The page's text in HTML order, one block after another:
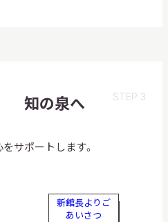
知の泉へ
サポートします。
STEP 3
新館長よりご
あいさつ